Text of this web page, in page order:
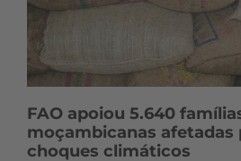
FAO apoiou 5.640
moçambicanas
choques climáticos